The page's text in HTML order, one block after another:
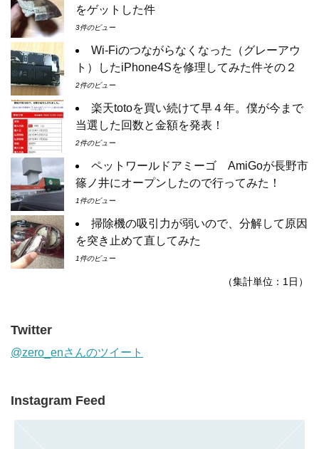
をゲットした件
3件のビュー
Wi-Fiのつながらなくなった（グレーアウ
ト）したiPhone4Sを修理してみた件その２
2件のビュー
楽天totoを買い続けて早４年。僕が今まで
当選した回数と金額を発表！
2件のビュー
ペットワールドアミーゴ AmiGoが長野市
篠ノ井にオープンしたので行ってみた！
1件のビュー
掃除機の吸引力が弱いので、分解して原因
を突き止めて直してみた
1件のビュー
（集計単位：1日）
Twitter
@zero_enさんのツイート
Instagram Feed